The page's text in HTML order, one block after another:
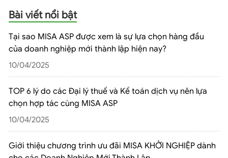
Bài viết nổi bật
Tại sao MISA ASP được xem là sự lựa chọn hàng đầu
của doanh nghiệp mới thành lập hiện nay?
10/04/2025
TOP 6 lý do các Đại lý thuế và Kế toán dịch vụ nên lựa
chọn hợp tác cùng MISA ASP
10/04/2025
Giới thiệu chương trình ưu đãi MISA KHỞI NGHIỆP dành